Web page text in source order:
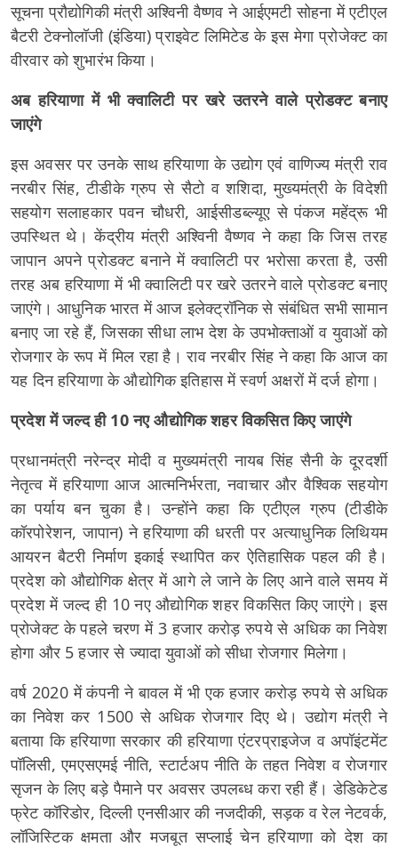
सूचना प्रौद्योगिकी मंत्री अश्विनी वैष्णव ने आईएमटी सोहना में एटीएल
बैटरी टेक्नोलॉजी (इंडिया) प्राइवेट लिमिटेड के इस मेगा प्रोजेक्ट का
वीरवार को शुभारंभ किया।
अब हरियाणा में भी क्वालिटी पर खरे उतरने वाले प्रोडक्ट बनाए
जाएंगे
इस अवसर पर उनके साथ हरियाणा के उद्योग एवं वाणिज्य मंत्री राव
नरबीर सिंह, टीडीके ग्रुप से सैटो व शशिदा, मुख्यमंत्री के विदेशी
सहयोग सलाहकार पवन चौधरी, आईसीडब्ल्यूए से पंकज महेंद्रू भी
उपस्थित थे। केंद्रीय मंत्री अश्विनी वैष्णव ने कहा कि जिस तरह
जापान अपने प्रोडक्ट बनाने में क्वालिटी पर भरोसा करता है, उसी
तरह अब हरियाणा में भी क्वालिटी पर खरे उतरने वाले प्रोडक्ट बनाए
जाएंगे। आधुनिक भारत में आज इलेक्ट्रॉनिक से संबंधित सभी सामान
बनाए जा रहे हैं, जिसका सीधा लाभ देश के उपभोक्ताओं व युवाओं को
रोजगार के रूप में मिल रहा है। राव नरबीर सिंह ने कहा कि आज का
यह दिन हरियाणा के औद्योगिक इतिहास में स्वर्ण अक्षरों में दर्ज होगा।
प्रदेश में जल्द ही 10 नए औद्योगिक शहर विकसित किए जाएंगे
प्रधानमंत्री नरेन्द्र मोदी व मुख्यमंत्री नायब सिंह सैनी के दूरदर्शी
नेतृत्व में हरियाणा आज आत्मनिर्भरता, नवाचार और वैश्विक सहयोग
का पर्याय बन चुका है। उन्होंने कहा कि एटीएल ग्रुप (टीडीके
कॉरपोरेशन, जापान) ने हरियाणा की धरती पर अत्याधुनिक लिथियम
आयरन बैटरी निर्माण इकाई स्थापित कर ऐतिहासिक पहल की है।
प्रदेश को औद्योगिक क्षेत्र में आगे ले जाने के लिए आने वाले समय में
प्रदेश में जल्द ही 10 नए औद्योगिक शहर विकसित किए जाएंगे। इस
प्रोजेक्ट के पहले चरण में 3 हजार करोड़ रुपये से अधिक का निवेश
होगा और 5 हजार से ज्यादा युवाओं को सीधा रोजगार मिलेगा।
वर्ष 2020 में कंपनी ने बावल में भी एक हजार करोड़ रुपये से अधिक
का निवेश कर 1500 से अधिक रोजगार दिए थे। उद्योग मंत्री ने
बताया कि हरियाणा सरकार की हरियाणा एंटरप्राइजेज व अपॉइंटमेंट
पॉलिसी, एमएसएमई नीति, स्टार्टअप नीति के तहत निवेश व रोजगार
सृजन के लिए बड़े पैमाने पर अवसर उपलब्ध करा रही हैं। डेडिकेटेड
फ्रेट कॉरिडोर, दिल्ली एनसीआर की नजदीकी, सड़क व रेल नेटवर्क,
लॉजिस्टिक क्षमता और मजबूत सप्लाई चेन हरियाणा को देश का